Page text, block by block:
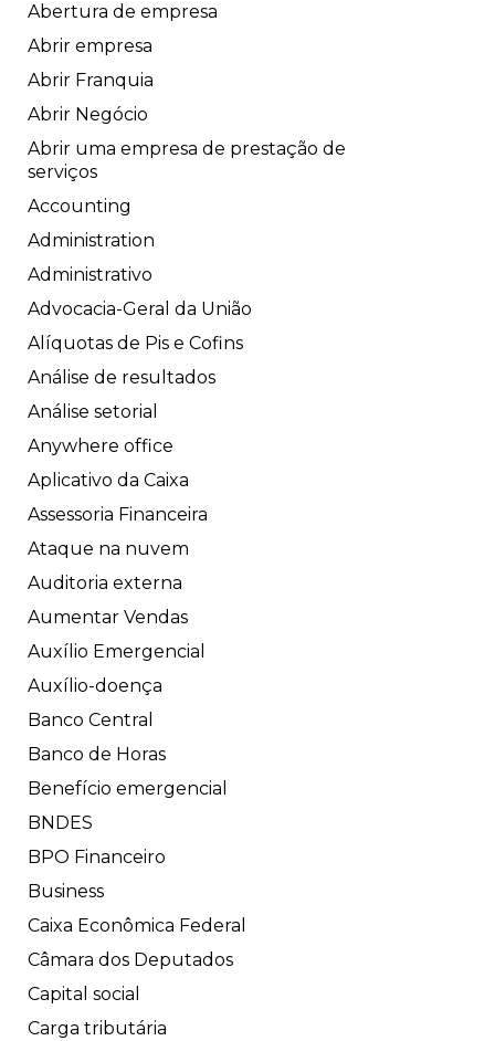
Abertura de empresa
Abrir empresa
Abrir Franquia
Abrir Negócio
Abrir uma empresa de prestação de
serviços
Accounting
Administration
Administrativo
Advocacia-Geral da União
Alíquotas de Pis e Cofins
Análise de resultados
Análise setorial
Anywhere office
Aplicativo da Caixa
Assessoria Financeira
Ataque na nuvem
Auditoria externa
Aumentar Vendas
Auxílio Emergencial
Auxílio-doença
Banco Central
Banco de Horas
Benefício emergencial
BNDES
BPO Financeiro
Business
Caixa Econômica Federal
Câmara dos Deputados
Capital social
Carga tributária